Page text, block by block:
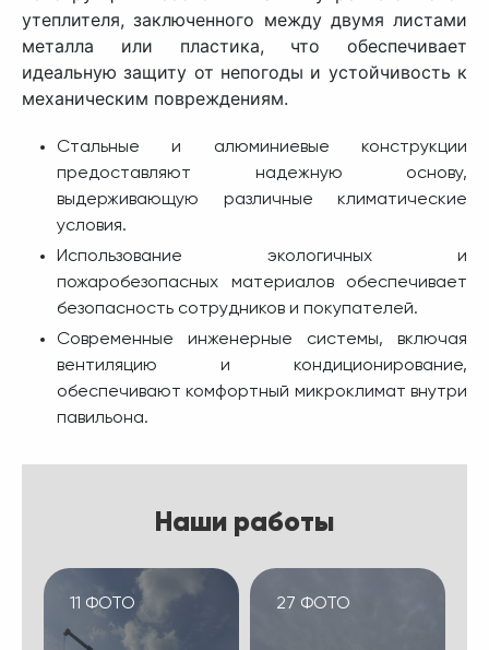
утеплителя, заключенного между двумя листами
металла или пластика, что обеспечивает
идеальную защиту от непогоды и устойчивость к
механическим повреждениям.
Стальные и алюминиевые конструкции
предоставляют надежную основу,
выдерживающую различные климатические
условия.
Использование экологичных и
пожаробезопасных материалов обеспечивает
безопасность сотрудников и покупателей.
Современные инженерные системы, включая
вентиляцию и кондиционирование,
обеспечивают комфортный микроклимат внутри
павильона.
Наши работы
11 ФОТО 27 ФОТО